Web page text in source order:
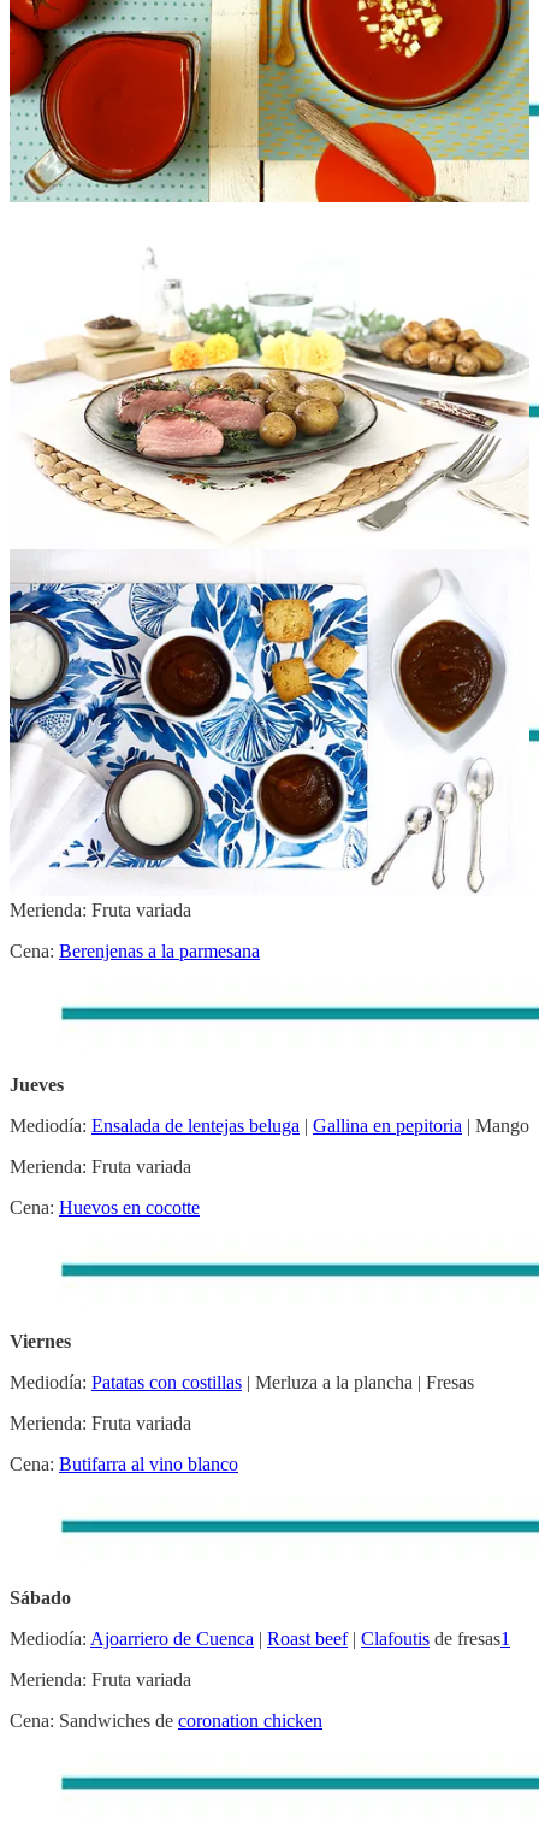
Desayuno de la semana:bizcocho especiado de calabaza
Lunes
Verduras asadas
Merienda: Fruta variada
Champiñones a la crema
Martes
Salmón confitado al eneldo|
Albaricoques
Merienda: Fruta variada
Cena:Sopa castellana
Miércoles
Mediodía: Arroz blanco consalsa al curry| Solomillo de cerdo
asado| Kiwi
Merienda: Fruta variada
Cena: Berenjenas a la parmesana
Jueves
Mediodía: Ensalada de lentejas beluga | Gallina en pepitoria | Mango
Merienda: Fruta variada
Cena: Huevos en cocotte
Viernes
Mediodía: Patatas con costillas | Merluza a la plancha | Fresas
Merienda: Fruta variada
Cena: Butifarra al vino blanco
Sábado
Mediodía: Ajoarriero de Cuenca | Roast beef| Clafoutis de fresas1
Merienda: Fruta variada
Cena: Sandwiches de coronation chicken